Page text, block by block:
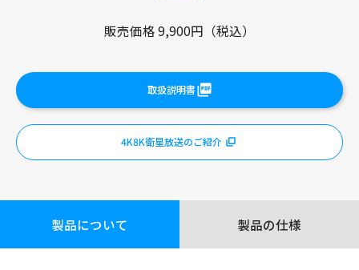
販売価格 9,900円（税込）
取扱説明書
4K8K衛星放送のご紹介
製品について 製品の仕様